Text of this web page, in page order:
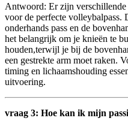
Antwoord: Er zijn verschillende
⁢voor de perfecte volleybalpass.
onderhands⁢ pass en de‌
het⁢ belangrijk om​ je ‍knieën te‌
houden,terwijl je bij de
een gestrekte⁢ arm moet raken.
timing en lichaamshouding
uitvoering.
vraag 3: Hoe kan ik mijn